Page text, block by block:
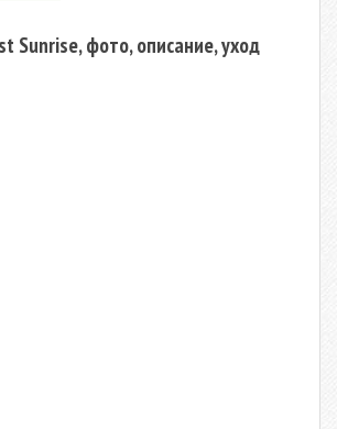
Sunrise, фото, описание, уход